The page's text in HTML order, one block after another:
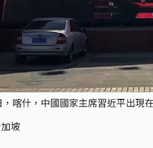
，喀什，中國國家主席習近平出
坡